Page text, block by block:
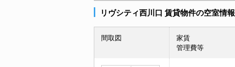
リヴシティ西川口 賃貸物件の空室情報
間取図
家賃
管理費等